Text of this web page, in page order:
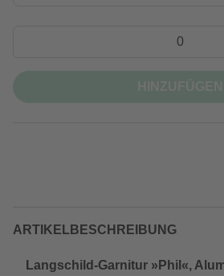
ARTIKELBESCHREIBUNG
Langschild-Garnitur »Phil«,